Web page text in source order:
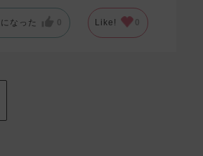
になった Like!